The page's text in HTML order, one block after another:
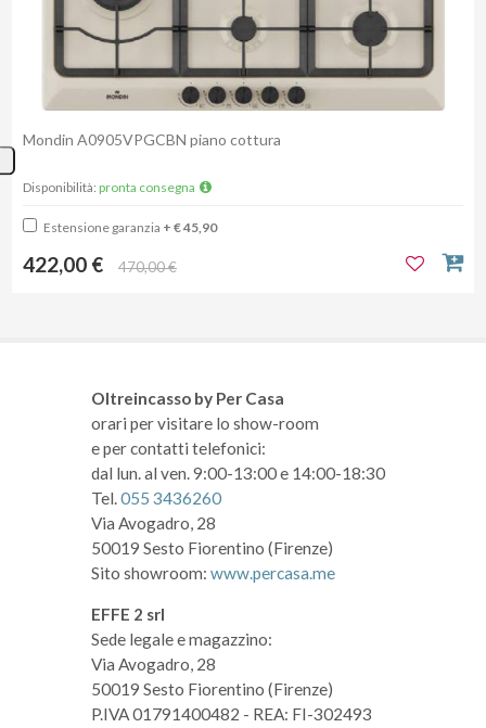
Mondin A0905VPGCBN piano cottura
Disponibilità: pronta consegna
Estensione garanzia + € 45,90
422,00 € 470,00 €
Oltreincasso by Per Casa
orari per visitare lo show-room
e per contatti telefonici:
dal lun. al ven. 9:00-13:00 e 14:00-18:30
Tel.055 3436260
Via Avogadro, 28
50019 Sesto Fiorentino (Firenze)
Sito showroom: www.percasa.me
EFFE 2 srl
Sede legale e magazzino:
Via Avogadro, 28
50019 Sesto Fiorentino (Firenze)
P.IVA 01791400482 - REA: FI-302493